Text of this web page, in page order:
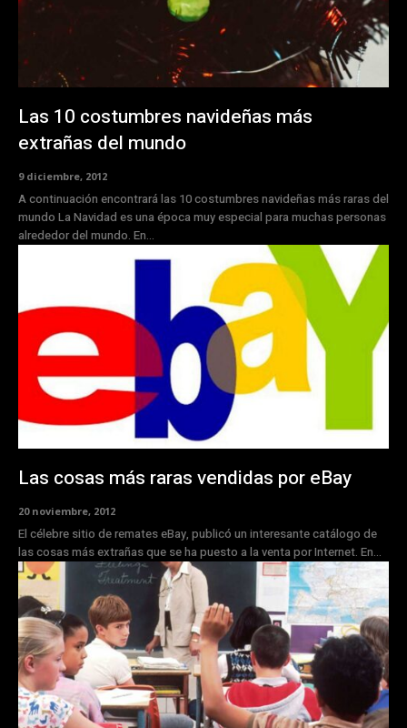
Las 10 costumbres navideñas más
extrañas del mundo
9 diciembre, 2012
A continuación encontrará las 10 costumbres navideñas más raras del
mundo La Navidad es una época muy especial para muchas personas
alrededor del mundo. En...
Las cosas más raras vendidas por eBay
20 noviembre, 2012
El célebre sitio de remates eBay, publicó un interesante catálogo de
las cosas más extrañas que se ha puesto a la venta por Internet. En...